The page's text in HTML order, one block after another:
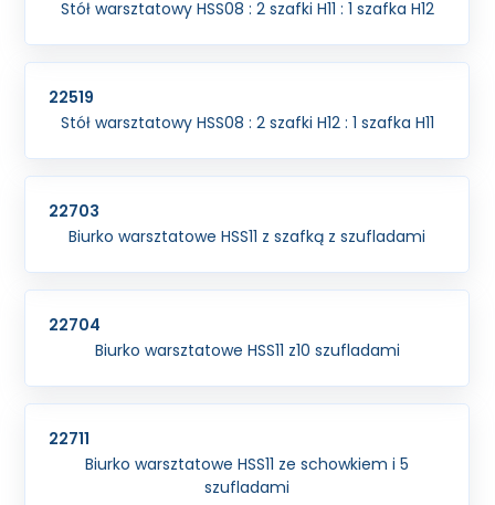
Stół warsztatowy HSS08 : 2 szafki H11 : 1 szafka H12
22519
Stół warsztatowy HSS08 : 2 szafki H12 : 1 szafka H11
22703
Biurko warsztatowe HSS11 z szafką z szufladami
22704
Biurko warsztatowe HSS11 z10 szufladami
22711
Biurko warsztatowe HSS11 ze schowkiem i 5
szufladami